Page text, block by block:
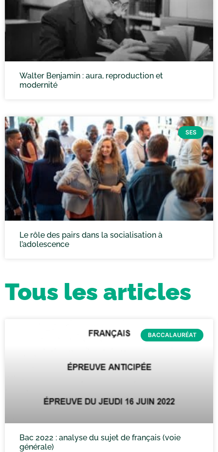
Walter Benjamin : aura, reproduction et
modernité
SES
Le rôle des pairs dans la socialisation à
l’adolescence
Tous les articles
BACCALAURÉAT
Bac 2022 : analyse du sujet de français (voie
générale)